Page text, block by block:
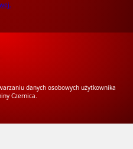
danych osobowych użytkownika
Czernica.